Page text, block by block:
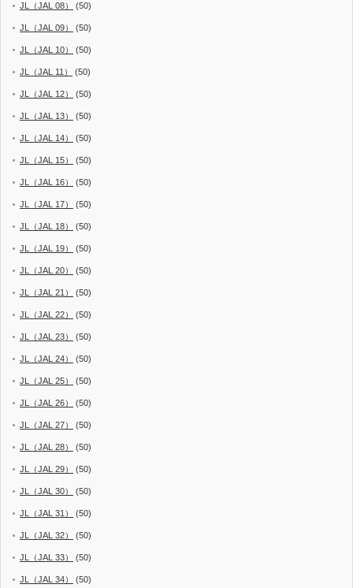
JL（JAL 08） (50)
JL（JAL 09） (50)
JL（JAL 10） (50)
JL（JAL 11） (50)
JL（JAL 12） (50)
JL（JAL 13） (50)
JL（JAL 14） (50)
JL（JAL 15） (50)
JL（JAL 16） (50)
JL（JAL 17） (50)
JL（JAL 18） (50)
JL（JAL 19） (50)
JL（JAL 20） (50)
JL（JAL 21） (50)
JL（JAL 22） (50)
JL（JAL 23） (50)
JL（JAL 24） (50)
JL（JAL 25） (50)
JL（JAL 26） (50)
JL（JAL 27） (50)
JL（JAL 28） (50)
JL（JAL 29） (50)
JL（JAL 30） (50)
JL（JAL 31） (50)
JL（JAL 32） (50)
JL（JAL 33） (50)
JL（JAL 34） (50)